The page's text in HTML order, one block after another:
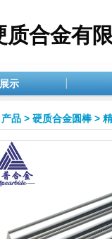
质合金有
示
产品 > 硬质合金圆棒 >